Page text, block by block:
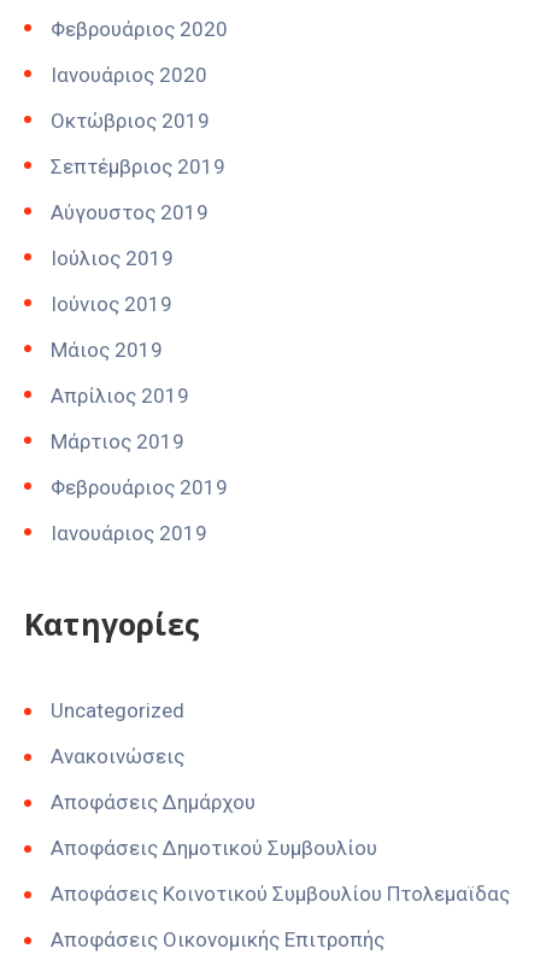
Φεβρουάριος 2020
Ιανουάριος 2020
Οκτώβριος 2019
Σεπτέμβριος 2019
Αύγουστος 2019
Ιούλιος 2019
Ιούνιος 2019
Μάιος 2019
Απρίλιος 2019
Μάρτιος 2019
Φεβρουάριος 2019
Ιανουάριος 2019
Kατηγορίες
Uncategorized
Ανακοινώσεις
Αποφάσεις Δημάρχου
Αποφάσεις Δημοτικού Συμβουλίου
Αποφάσεις Κοινοτικού Συμβουλίου Πτολεμαϊδας
Αποφάσεις Οικονομικής Επιτροπής